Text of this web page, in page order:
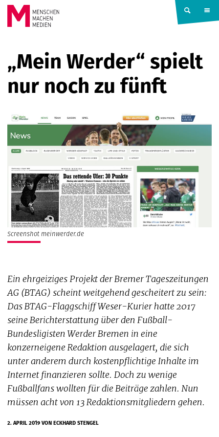
Springe zum Inhalt
MACHEN
MEDIEN
„Mein Werder“ spielt
nur noch zu fünft
Screenshot meinwerder.de
Ein ehrgeiziges Projekt der Bremer Tageszeitungen
AG (BTAG) scheint weitgehend gescheitert zu sein:
Das BTAG-Flaggschiff Weser-Kurier hatte 2017
seine Berichterstattung über den Fußball-
Bundesligisten Werder Bremen in eine
konzerneigene Redaktion ausgelagert, die sich
unter anderem durch kostenpflichtige Inhalte im
Internet finanzieren sollte. Doch zu wenige
Fußballfans wollten für die Beiträge zahlen. Nun
müssen acht von 13 Redaktionsmitgliedern gehen.
2. APRIL 2019VON ECKHARD STENGEL